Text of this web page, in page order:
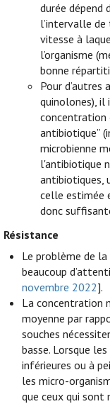
durée dépend
l’intervalle de
vitesse à
l’organisme
bonne
Pour d’autres
quinolones), il
concentration
antibiotique”
microbienne
l'antibiotique
antibiotiques,
celle estimée
donc
Résistance
Le problème de
beaucoup
novembre 2022].
La concentration
moyenne par
souches
basse. Lorsque
inférieures ou à
les micro-
que ceux qui sont